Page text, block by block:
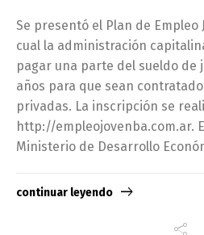
Se presentó el Plan de Empleo
cual la administración
pagar una parte del sueldo de
años para que sean
privadas. La inscripción se
http://empleojovenba.com.ar.
Ministerio de Desarrollo
continuar leyendo